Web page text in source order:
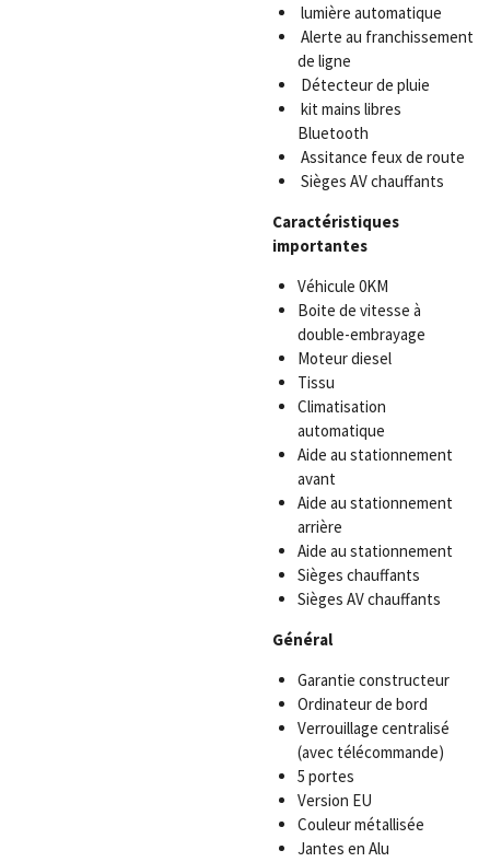
lumière automatique
Alerte au franchissement
de ligne
Détecteur de pluie
kit mains libres
Bluetooth
Assitance feux de route
Sièges AV chauffants
Caractéristiques
importantes
Véhicule 0KM
Boite de vitesse à
double-embrayage
Moteur diesel
Tissu
Climatisation
automatique
Aide au stationnement
avant
Aide au stationnement
arrière
Aide au stationnement
Sièges chauffants
Sièges AV chauffants
Général
Garantie constructeur
Ordinateur de bord
Verrouillage centralisé
(avec télécommande)
5 portes
Version EU
Couleur métallisée
Jantes en Alu